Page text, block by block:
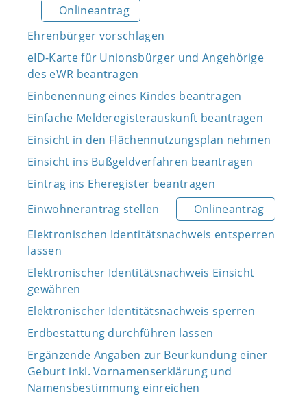
Onlineantrag
Ehrenbürger vorschlagen
eID-Karte für Unionsbürger und Angehörige
des eWR beantragen
Einbenennung eines Kindes beantragen
Einfache Melderegisterauskunft beantragen
Einsicht in den Flächennutzungsplan nehmen
Einsicht ins Bußgeldverfahren beantragen
Eintrag ins Eheregister beantragen
Einwohnerantrag stellen
Onlineantrag
Elektronischen Identitätsnachweis entsperren
lassen
Elektronischer Identitätsnachweis Einsicht
gewähren
Elektronischer Identitätsnachweis sperren
Erdbestattung durchführen lassen
Ergänzende Angaben zur Beurkundung einer
Geburt inkl. Vornamenserklärung und
Namensbestimmung einreichen